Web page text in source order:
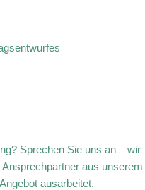
Sprechen Sie uns an – wir
aus unserem
ausarbeitet.